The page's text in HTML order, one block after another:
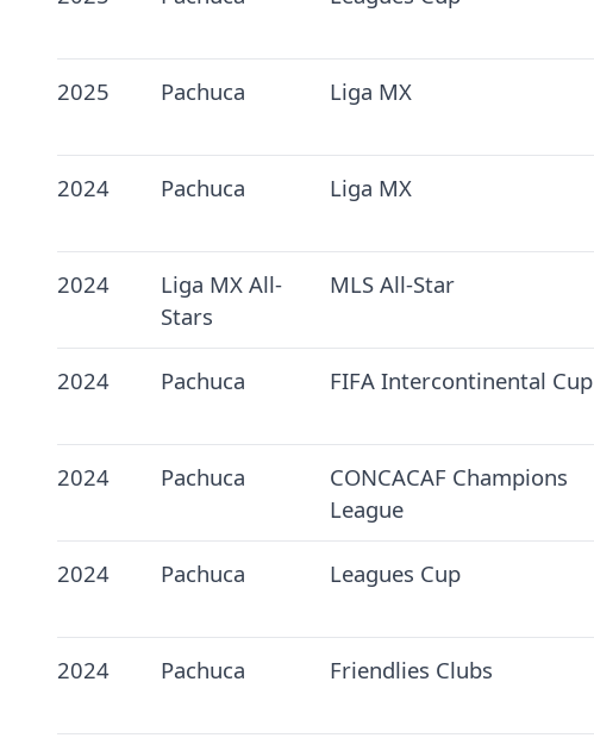
2025 Pachuca Liga MX
2024 Pachuca Liga MX
2024
Liga MX All-
Stars
MLS All-Star
2024 Pachuca FIFA Intercontinental Cup
2024 Pachuca
CONCACAF Champions
League
2024 Pachuca Leagues Cup
2024 Pachuca Friendlies Clubs